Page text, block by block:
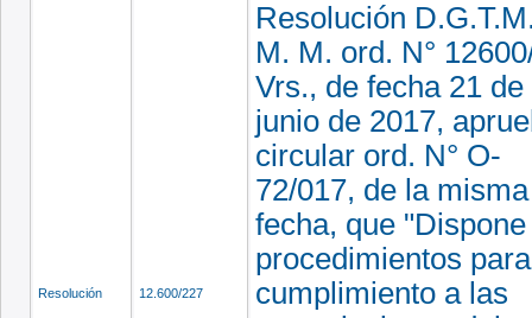
Resolución 12.600/227
Resolución
M. M. ord. N°
Vrs., de fecha 21 de
junio de 2017,
circular ord. N° O-
72/017, de la misma
fecha, que "Dispone
procedimientos
cumplimiento a las